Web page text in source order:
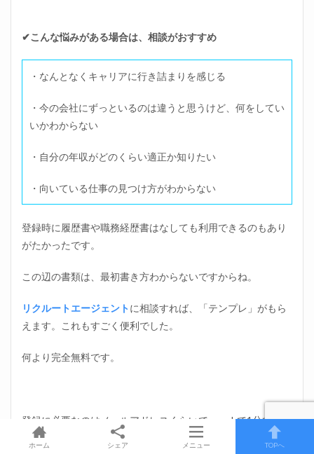
✔こんな悩みがある場合は、相談がおすすめ
・なんとなくキャリアに行き詰まりを感じる
・今の会社にずっといるのは違うと思うけど、何をしてい
いかわからない
・自分の年収がどのくらい適正か知りたい
・向いている仕事の見つけ方がわからない
登録時に履歴書や職務経歴書はなしても利用できるのもあり
がたかったです。
この辺の書類は、最初書き方わからないですからね。
リクルートエージェントに相談すれば、「テンプレ」がもら
えます。これもすごく便利でした。
何より完全無料です。
登録に必要なのはメールアドレスくらいで、webで1分で終わ
ります。
ホーム シェア メニュー TOPへ